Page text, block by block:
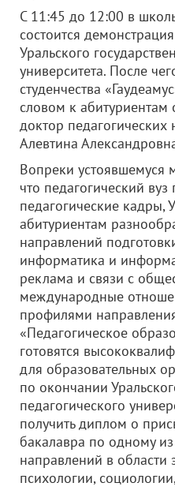
С 11:45 до 12:00 в
состоится
Уральского
университета. После
студенчества
словом к абитуриентам
доктор педагогических
Алевтина
Вопреки устоявшемуся
что педагогический вуз
педагогические кадры,
абитуриентам
направлений
информатика и
реклама и связи с
международные
профилями
«Педагогическое
готовятся
для образовательных
по окончании
педагогического
получить диплом о
бакалавра по одному
направлений в
психологии,